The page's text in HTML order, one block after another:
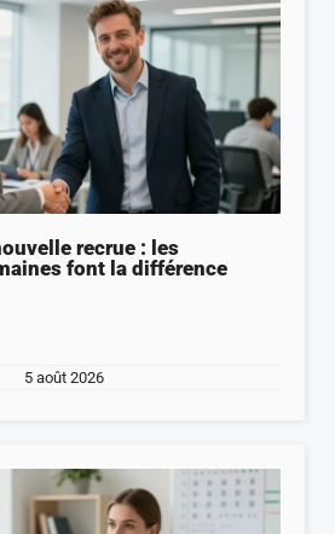
recrue : les
font la différence
5 août 2026